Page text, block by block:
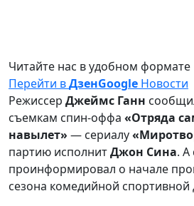
Читайте нас в удобном формате
Перейти вДзенGoogle Новости
Режиссер Джеймс Ганн
съемкам спин-оффа «Отряда
навылет» — сериалу
партию исполнитДжон Сина. А
проинформировал о начале
сезона комедийной